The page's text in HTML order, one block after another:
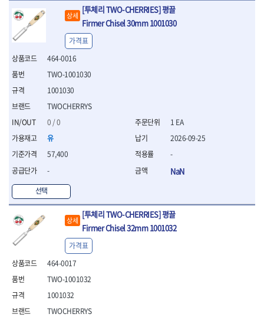
- 방폭T렌치
- 방폭드라이버
- 방폭펀치
- 절연포지비트소켓
철공공구
- 볼트커터
- 핸드볼트커터
- 클램프
- 망치
- 빠루망치
- 볼핀망치
- 함마망치
- 도끼
- 망치헤드
- 판금망치
- 나일론무반동망치
- 플라스틱망치
- 고무망치
- 센타펀치
- 핀펀치세트
- 펀치
- 펀치세트
상세
[투체리 TWO-CHERRIES] 평끌
Firmer Chisel 30mm 1001030
464-0016
TWOCHERRYS
0 / 0
유
57,400
-
선택
TWO-1001030
1001030
가격표
1 EA
2026-09-25
-
NaN
상세
[투체리 TWO-CHERRIES] 평끌
Firmer Chisel 32mm 1001032
464-0017
TWOCHERRYS
TWO-1001032
1001032
가격표